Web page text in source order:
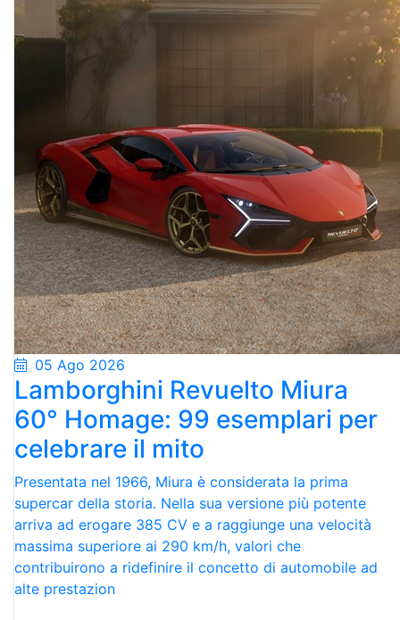
05 Ago 2026
Lamborghini Revuelto Miura
60° Homage: 99 esemplari per
celebrare il mito
Presentata nel 1966, Miura è considerata la prima
supercar della storia. Nella sua versione più potente
arriva ad erogare 385 CV e a raggiunge una velocità
massima superiore ai 290 km/h, valori che
contribuirono a ridefinire il concetto di automobile ad
alte prestazion